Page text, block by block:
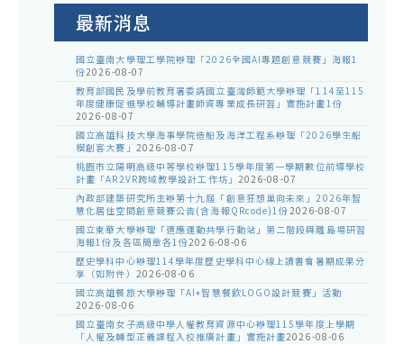
告
最新消息
國立臺南大學理工學院辦理「2026全國AI專題創意競賽」海報1
份2026-08-07
教育部國民及學前教育署委請國立臺灣師範大學辦理「114至115
年度健康促進學校輔導計畫師資專業成長研習」實施計畫1份
2026-08-07
國立高雄科技大學海事學院造船及海洋工程系辦理「2026學生船
模創客大賽」 2026-08-07
桃園市立陽明高級中等學校辦理115學年度第一學期數位前導學校
計畫「AR2VR跨域教學設計工作坊」 2026-08-07
內政部建築研究所主辦第十九屆「創意狂想巢向未來」2026年智
慧化居住空間創意競賽公告(含海報QRcode)1份2026-08-07
國立東華大學辦理「適應運動共學行動站」第二階段與離島場研習
海報1份及各區簡章各1份2026-08-06
歷史學科中心辦理114學年度歷史學科中心線上讀書會暑期成果分
享（如附件） 2026-08-06
國立高雄餐旅大學辦理「AI+智慧餐飲LOGO設計競賽」活動
2026-08-06
國立臺南女子高級中學人權教育資源中心辦理115學年度上學期
「人權及轉型正義課程入校推廣計畫」實施計畫2026-08-06